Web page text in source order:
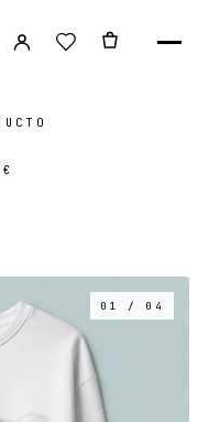
01 / 04